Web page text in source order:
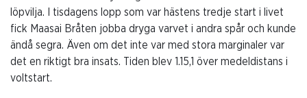
löpvilja. I tisdagens lopp som var hästens tredje start i livet
fick Maasai Bråten jobba dryga varvet i andra spår och kunde
ändå segra. Även om det inte var med stora marginaler var
det en riktigt bra insats. Tiden blev 1.15,1 över medeldistans i
voltstart.